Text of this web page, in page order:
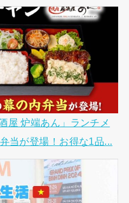
屋 炉端あん」ランチメ
当が登場！お得な1品...